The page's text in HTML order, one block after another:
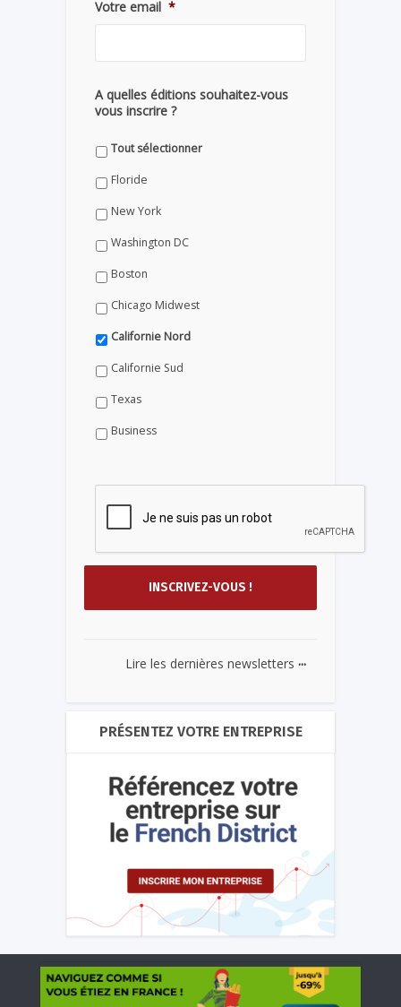
Votre email *
A quelles éditions souhaitez-vous
vous inscrire ?
Tout sélectionner
Floride
New York
Washington DC
Boston
Chicago Midwest
Californie Nord
Californie Sud
Texas
Business
Lire les dernières newsletters ...
PRÉSENTEZ VOTRE ENTREPRISE